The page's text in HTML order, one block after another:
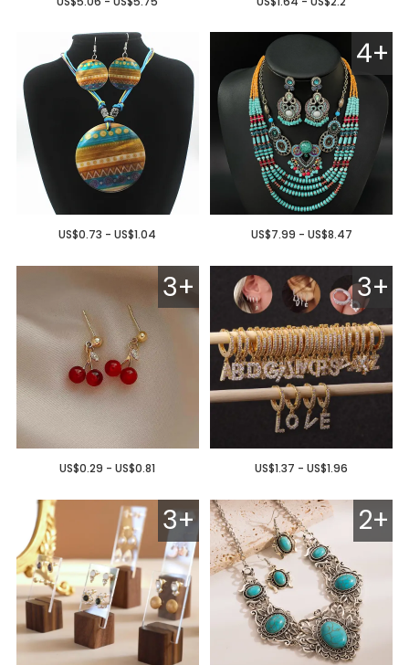
US$0.73 - US$1.04
4+
US$7.99 - US$8.47
3+
US$0.29 - US$0.81
3+
US$1.37 - US$1.96
3+ 2+